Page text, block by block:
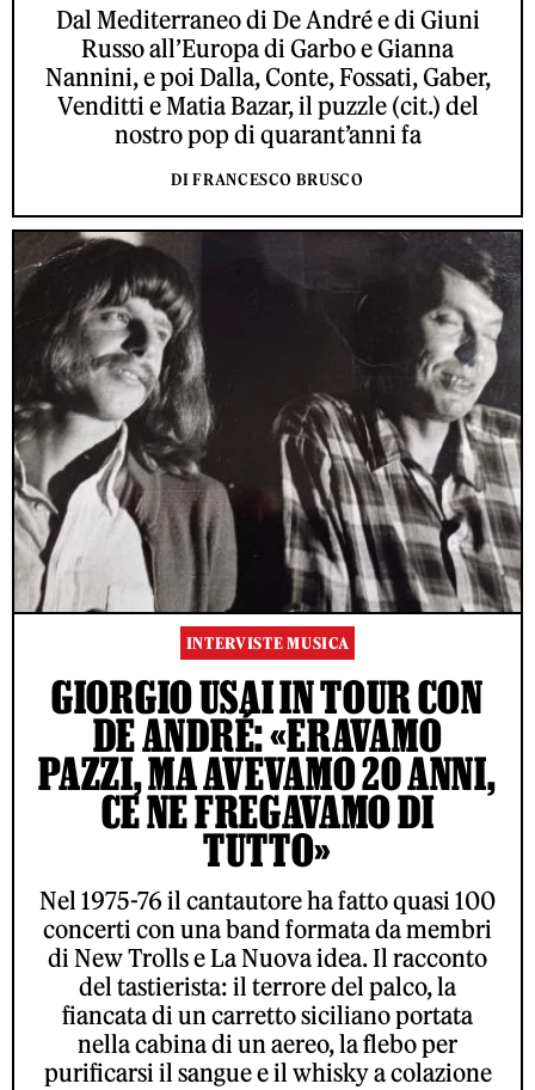
Dal Mediterraneo di De André e di Giuni
Russo all’Europa di Garbo e Gianna
Nannini, e poi Dalla, Conte, Fossati, Gaber,
Venditti e Matia Bazar, il puzzle (cit.) del
nostro pop di quarant’anni fa
DI FRANCESCO BRUSCO
INTERVISTE MUSICA
GIORGIO USAI IN TOUR CON
DE ANDRÉ: «ERAVAMO
PAZZI, MA AVEVAMO 20 ANNI,
CE NE FREGAVAMO DI
TUTTO»
Nel 1975-76 il cantautore ha fatto quasi 100
concerti con una band formata da membri
di New Trolls e La Nuova idea. Il racconto
del tastierista: il terrore del palco, la
fiancata di un carretto siciliano portata
nella cabina di un aereo, la flebo per
purificarsi il sangue e il whisky a colazione